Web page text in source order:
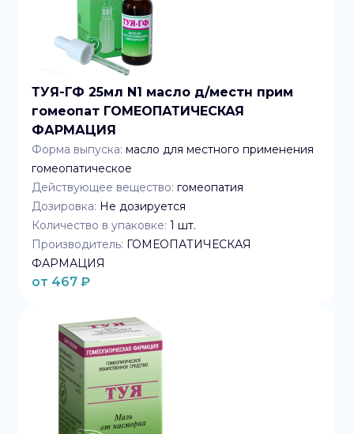
ТУЯ-ГФ 25мл N1 масло д/местн прим
гомеопат ГОМЕОПАТИЧЕСКАЯ
ФАРМАЦИЯ
Форма выпуска: масло для местного применения
гомеопатическое
Действующее вещество: гомеопатия
Дозировка: Не дозируется
Количество в упаковке: 1 шт.
Производитель: ГОМЕОПАТИЧЕСКАЯ
ФАРМАЦИЯ
от 467 ₽